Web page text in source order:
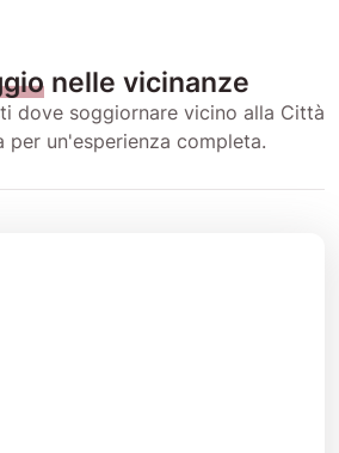
nelle vicinanze
dove soggiornare vicino alla Città
per un'esperienza completa.